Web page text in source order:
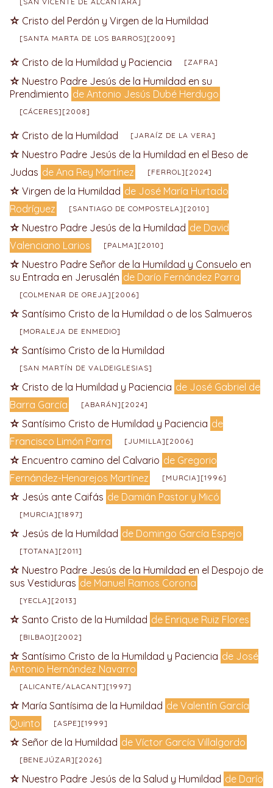
Cristo del Perdón y Virgen de la Humildad
[SANTA MARTA DE LOS BARROS][2009]
Cristo de la Humildad y Paciencia [ZAFRA]
Nuestro Padre Jesús de la Humildad en su
Prendimiento de Antonio Jesús Dubé Herdugo
[CÁCERES][2008]
Cristo de la Humildad [JARAÍZ DE LA VERA]
Nuestro Padre Jesús de la Humildad en el Beso de
Judas de Ana Rey Martínez [FERROL][2024]
Virgen de la Humildad de José María Hurtado
Rodríguez
[SANTIAGO DE COMPOSTELA][2010]
Nuestro Padre Jesús de la Humildad de David
Valenciano Larios
[PALMA][2010]
Nuestro Padre Señor de la Humildad y Consuelo en
su Entrada en Jerusalén de Darío Fernández Parra
[COLMENAR DE OREJA][2006]
Santísimo Cristo de la Humildad o de los Salmueros
[MORALEJA DE ENMEDIO]
Santísimo Cristo de la Humildad
[SAN MARTÍN DE VALDEIGLESIAS]
Cristo de la Humildad y Paciencia de José Gabriel de
Barra García
[ABARÁN][2024]
Santísimo Cristo de Humildad y Paciencia de
Francisco Limón Parra
[JUMILLA][2006]
Encuentro camino del Calvario de Gregorio
Fernández-Henarejos Martínez
[MURCIA][1996]
Jesús ante Caifás de Damián Pastor y Micó
[MURCIA][1897]
Jesús de la Humildad de Domingo García Espejo
[TOTANA][2011]
Nuestro Padre Jesús de la Humildad en el Despojo de
sus Vestiduras de Manuel Ramos Corona
[YECLA][2013]
Santo Cristo de la Humildad de Enrique Ruiz Flores
[BILBAO][2002]
Santísimo Cristo de la Humildad y Paciencia de José
Antonio Hernández Navarro
[ALICANTE/ALACANT][1997]
María Santísima de la Humildad de Valentín García
Quinto
[ASPE][1999]
Señor de la Humildad de Víctor García Villalgordo
[BENEJÚZAR][2026]
Nuestro Padre Jesús de la Salud y Humildad de Darío